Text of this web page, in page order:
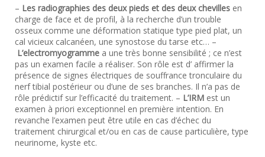
– Les radiographies des deux pieds et des deux chevilles en
charge de face et de profil, à la recherche d’un trouble
osseux comme une déformation statique type pied plat, un
cal vicieux calcanéen, une synostose du tarse etc… –
L’electromyogramme a une très bonne sensibilité ; ce n’est
pas un examen facile a réaliser. Son rôle est d’ affirmer la
présence de signes électriques de souffrance tronculaire du
nerf tibial postérieur ou d’une de ses branches. Il n’a pas de
rôle prédictif sur l’efficacité du traitement. – L’IRM est un
examen à priori exceptionnel en première intention. En
revanche l’examen peut être utile en cas d’échec du
traitement chirurgical et/ou en cas de cause particulière, type
neurinome, kyste etc.